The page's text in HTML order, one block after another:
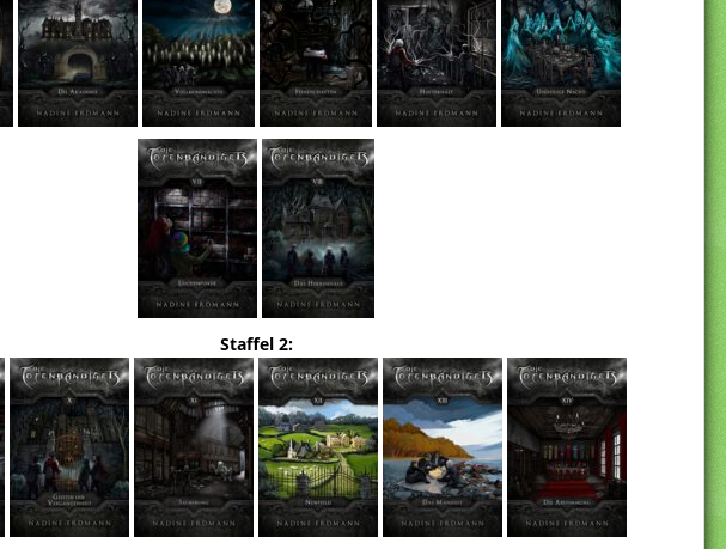
Staffel 2: